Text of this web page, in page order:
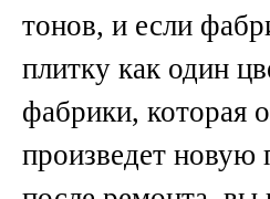
тонов, и если
плитку как один
фабрики, которая
произведет новую